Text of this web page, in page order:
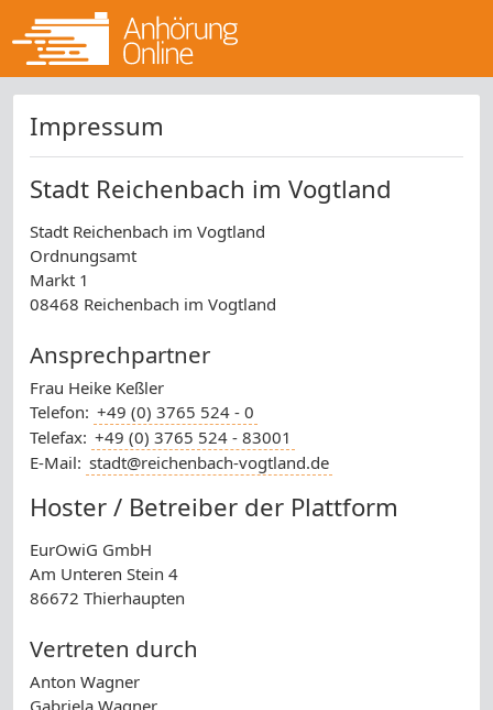
Impressum
Stadt Reichenbach im Vogtland
Stadt Reichenbach im Vogtland
Ordnungsamt
Markt 1
08468 Reichenbach im Vogtland
Ansprechpartner
Frau Heike Keßler
Telefon: +49 (0) 3765 524 - 0
Telefax: +49 (0) 3765 524 - 83001
E-Mail: stadt@reichenbach-vogtland.de
Hoster / Betreiber der Plattform
EurOwiG GmbH
Am Unteren Stein 4
86672 Thierhaupten
Vertreten durch
Anton Wagner
Gabriela Wagner